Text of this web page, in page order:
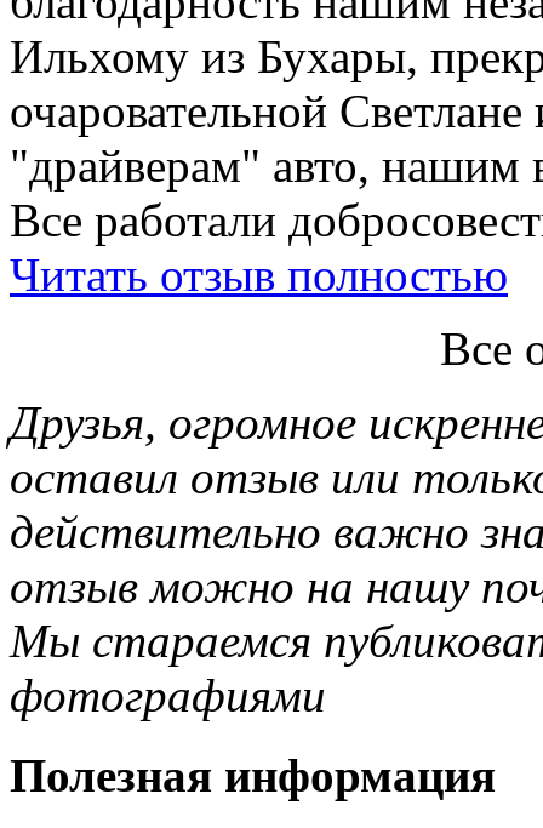
Ильхому из Бухары,
очаровательной
"драйверам" авто, нашим
Все работали
Читать отзыв полностью
Все
Друзья, огромное
оставил отзыв или
действительно важно
отзыв можно на нашу
Мы стараемся
фотографиями
Полезная информация